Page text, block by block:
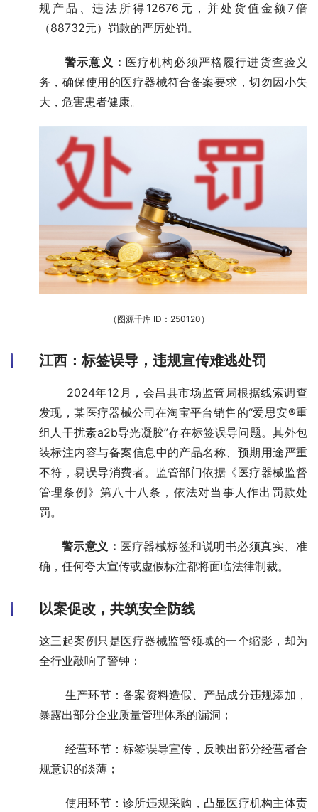
规产品、违法所得12676元，并处货值金额7倍
（88732元）罚款的严厉处罚。
警示意义： 医疗机构必须严格履行进货查验义
务，确保使用的医疗器械符合备案要求，切勿因小失
大，危害患者健康。
（图源千库 ID：250120）
江西：标签误导，违规宣传难逃处罚
2024年12月，会昌县市场监管局根据线索调查
发现，某医疗器械公司在淘宝平台销售的“爱思安®重
组人干扰素a2b导光凝胶”存在标签误导问题。其外包
装标注内容与备案信息中的产品名称、预期用途严重
不符，易误导消费者。监管部门依据《医疗器械监督
管理条例》第八十八条，依法对当事人作出罚款处
罚。
警示意义： 医疗器械标签和说明书必须真实、准
确，任何夸大宣传或虚假标注都将面临法律制裁。
以案促改，共筑安全防线
这三起案例只是医疗器械监管领域的一个缩影，却为
全行业敲响了警钟：
生产环节：备案资料造假、产品成分违规添加，
暴露出部分企业质量管理体系的漏洞；
经营环节：标签误导宣传，反映出部分经营者合
规意识的淡薄；
使用环节：诊所违规采购，凸显医疗机构主体责